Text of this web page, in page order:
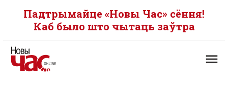
Падтрымайце «Новы Час» сёння!
Каб было што чытаць заўтра